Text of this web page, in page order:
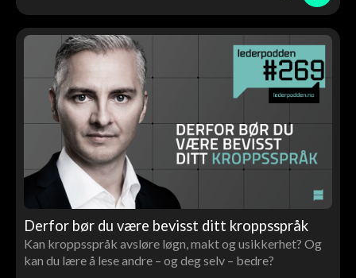
Derfor bør du være bevisst ditt kroppsspråk
Kan kroppsspråk avsløre løgn, makt og usikkerhet? Og
kan du lære å lese andre – og deg selv – bedre?